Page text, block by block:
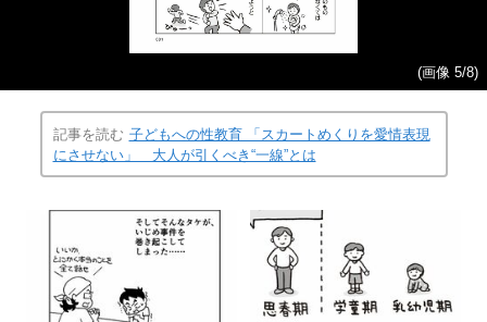
(画像 5/8)
記事を読む 子どもへの性教育 「スカートめくりを愛情表現
にさせない」 大人が引くべき“一線”とは